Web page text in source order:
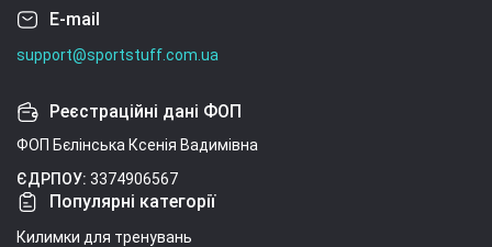
E-mail
support@sportstuff.com.ua
Реєстраційні дані ФОП
ФОП Бєлінська Ксенія Вадимівна
ЄДРПОУ: 3374906567
Популярні категорії
Килимки для тренувань